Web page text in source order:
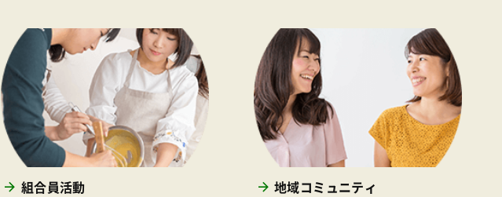
組合員活動 地域コミュニティ